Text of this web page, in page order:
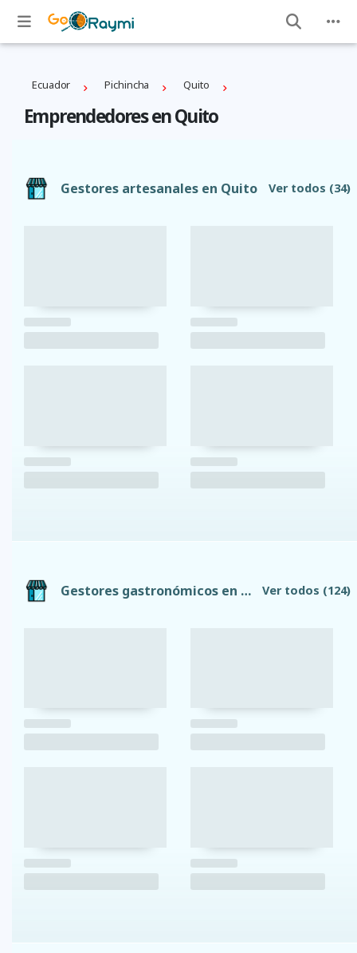
Ecuador Pichincha Quito
Emprendedores en Quito
Gestores artesanales en Quito Ver todos (34)
Gestores gastronómicos en Quito Ver todos (124)